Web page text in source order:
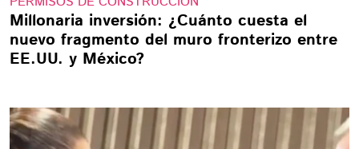
Millonaria inversión: ¿Cuánto cuesta el
nuevo fragmento del muro fronterizo entre
EE.UU. y México?